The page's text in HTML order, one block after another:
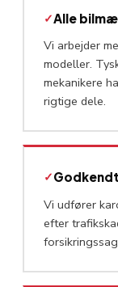
✓Alle
Vi arbejder
modeller.
mekanikere
rigtige dele.
✓
Vi udfører
efter